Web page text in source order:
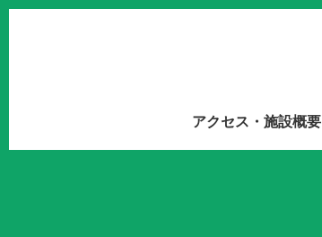
アクセス・施設概要